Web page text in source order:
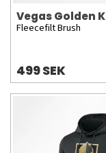
Vegas Golden
Fleecefilt Brush
499 SEK